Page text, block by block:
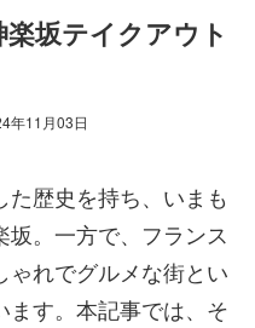
坂テイクアウト
年11月03日
歴史を持ち、いまも
。一方で、フランス
ゃれでグルメな街とい
ます。本記事では、そ